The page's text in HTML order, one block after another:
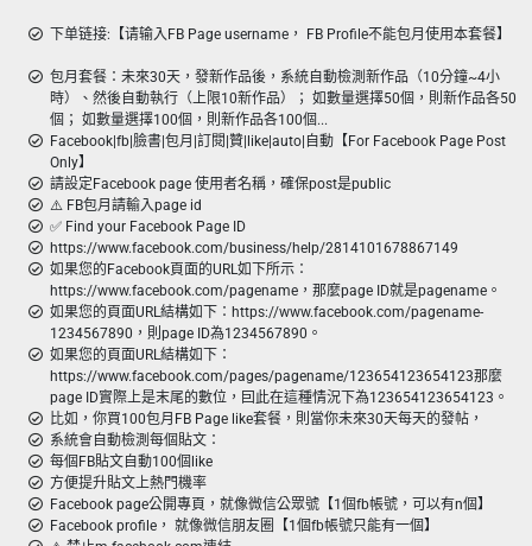
下单链接:【请输入FB Page username， FB Profile不能包月使用本套餐】
包月套餐：未來30天，發新作品後，系統自動檢測新作品（10分鐘~4小
時）、然後自動執行（上限10新作品）； 如數量選擇50個，則新作品各50
個； 如數量選擇100個，則新作品各100個...
Facebook|fb|臉書|包月|訂閱|贊|like|auto|自動【For Facebook Page Post
Only】
請設定Facebook page 使用者名稱，確保post是public
⚠️ FB包月請輸入page id
✅ Find your Facebook Page ID
https://www.facebook.com/business/help/2814101678867149
如果您的Facebook頁面的URL如下所示：
https://www.facebook.com/pagename，那麼page ID就是pagename。
如果您的頁面URL結構如下：https://www.facebook.com/pagename-
1234567890，則page ID為1234567890。
如果您的頁面URL結構如下：
https://www.facebook.com/pages/pagename/123654123654123那麼
page ID實際上是末尾的數位，囙此在這種情況下為123654123654123。
比如，你買100包月FB Page like套餐，則當你未來30天每天的發帖，
系統會自動檢測每個貼文：
每個FB貼文自動100個like
方便提升貼文上熱門機率
Facebook page公開專頁，就像微信公眾號【1個fb帳號，可以有n個】
Facebook profile， 就像微信朋友圈【1個fb帳號只能有一個】